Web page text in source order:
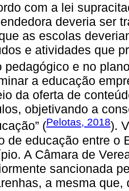
com a lei
deveria ser
as escolas
e atividades que
pedagógico e no
a educação
da oferta de
objetivando a
(Pelotas, 2018).
de educação entre o
A Câmara de
sancionada
a mesma